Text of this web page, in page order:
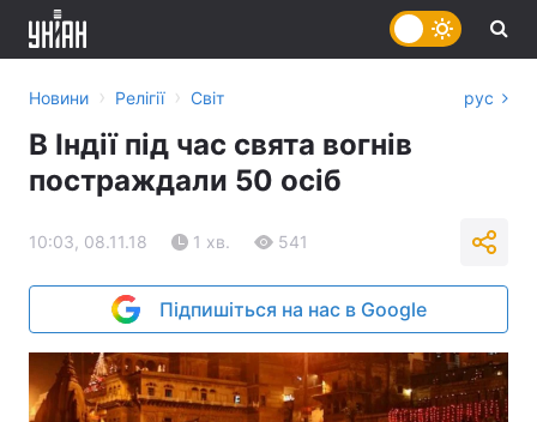
Новини › Релігії › Світ рус
В Індії під час свята вогнів
постраждали 50 осіб
10:03, 08.11.18 1 хв. 541
Підпишіться на нас в Google